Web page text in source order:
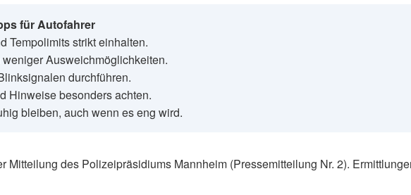
für Autofahrer
Tempolimits strikt einhalten.
Ausweichmöglichkeiten.
durchführen.
Hinweise besonders achten.
bleiben, auch wenn es eng wird.
Mitteilung des Polizeipräsidiums Mannheim (Pressemitteilung Nr. 2).